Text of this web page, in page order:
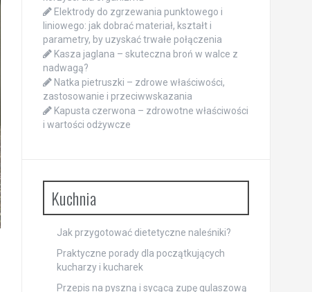
Elektrody do zgrzewania punktowego i
liniowego: jak dobrać materiał, kształt i
parametry, by uzyskać trwałe połączenia
Kasza jaglana – skuteczna broń w walce z
nadwagą?
Natka pietruszki – zdrowe właściwości,
zastosowanie i przeciwwskazania
Kapusta czerwona – zdrowotne właściwości
i wartości odżywcze
Kuchnia
Jak przygotować dietetyczne naleśniki?
Praktyczne porady dla początkujących
kucharzy i kucharek
Przepis na pyszną i sycącą zupę gulaszową